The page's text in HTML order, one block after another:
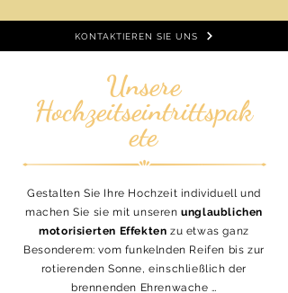
KONTAKTIEREN SIE UNS
Unsere
Hochzeitseintrittspak
ete
Gestalten Sie Ihre Hochzeit individuell und
machen Sie sie mit unserenunglaublichen
motorisierten Effekten zu etwas ganz
Besonderem: vom funkelnden Reifen bis zur
rotierenden Sonne, einschließlich der
brennenden Ehrenwache …